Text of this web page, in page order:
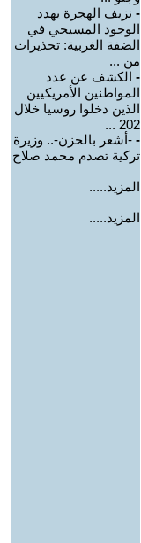
- نزيف الهجرة يهدد
الوجود المسيحي في
الضفة الغربية: تحذيرات
من ...
- الكشف عن عدد
المواطنين الأمريكيين
الذين دخلوا روسيا خلال
202 ...
- -أشعر بالحزن-.. وزيرة
تركية تصدم محمد صلاح
المزيد.....
المزيد.....